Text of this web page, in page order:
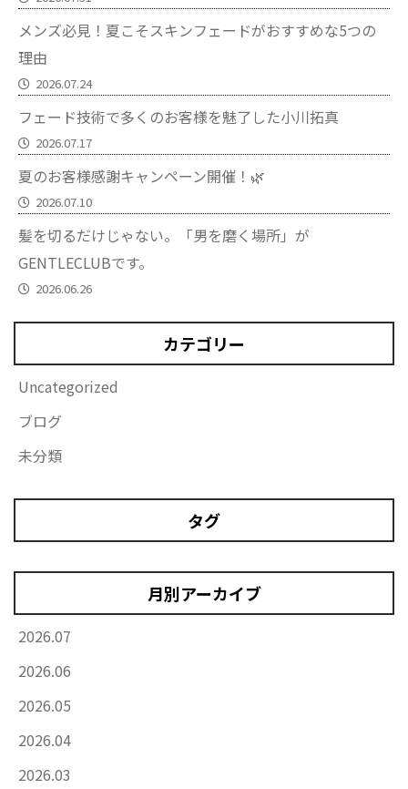
メンズ必見！夏こそスキンフェードがおすすめな5つの
理由
2026.07.24
フェード技術で多くのお客様を魅了した小川拓真
2026.07.17
夏のお客様感謝キャンペーン開催！🌿
2026.07.10
髪を切るだけじゃない。「男を磨く場所」が
GENTLECLUBです。
2026.06.26
カテゴリー
Uncategorized
ブログ
未分類
タグ
月別アーカイブ
2026.07
2026.06
2026.05
2026.04
2026.03